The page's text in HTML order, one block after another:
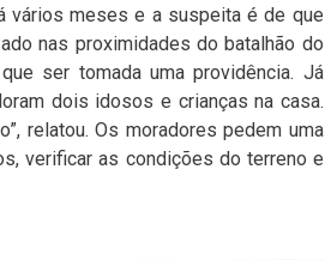
vários meses e a suspeita é de que
nas proximidades do batalhão do
ser tomada uma providência. Já
dois idosos e crianças na casa.
relatou. Os moradores pedem uma
verificar as condições do terreno e